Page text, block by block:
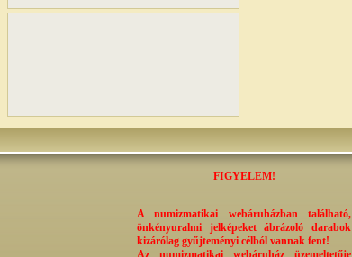
FIGYELEM!
A numizmatikai webáruházban található,
önkényuralmi jelképeket ábrázoló darabok
kizárólag gyűjteményi célból vannak fent!
Az numizmatikai webáruház üzemeltetője